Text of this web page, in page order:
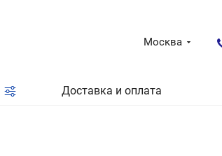
Москва
Доставка и оплата